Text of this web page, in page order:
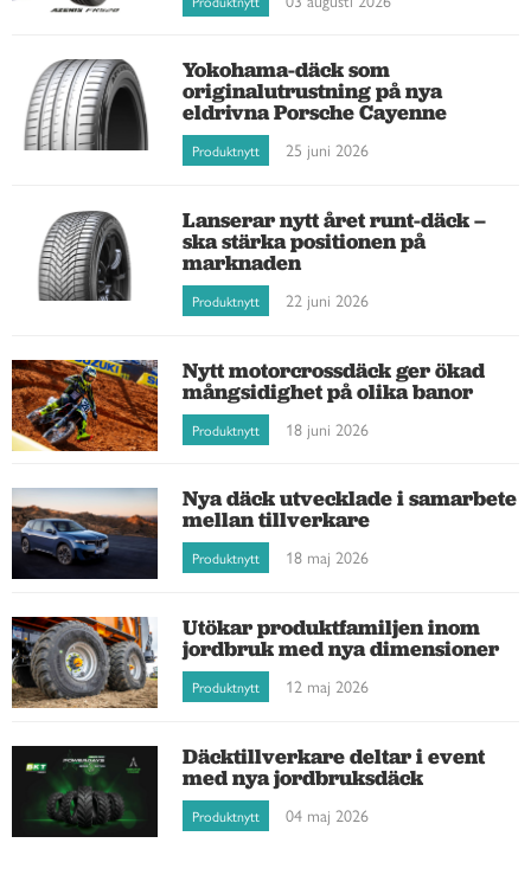
Yokohama-däck som
originalutrustning på nya
eldrivna Porsche Cayenne
Produktnytt 25 juni 2026
Lanserar nytt året runt-däck –
ska stärka positionen på
marknaden
Produktnytt 22 juni 2026
Nytt motorcrossdäck ger ökad
mångsidighet på olika banor
Produktnytt 18 juni 2026
Nya däck utvecklade i samarbete
mellan tillverkare
Produktnytt 18 maj 2026
Utökar produktfamiljen inom
jordbruk med nya dimensioner
Produktnytt 12 maj 2026
Däcktillverkare deltar i event
med nya jordbruksdäck
Produktnytt 04 maj 2026